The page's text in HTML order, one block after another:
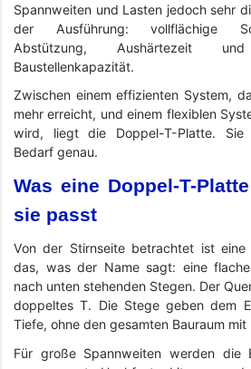
Spannweiten und Lasten jedoch sehr
der Ausführung: vollflächige
Abstützung, Aushärtezeit
Baustellenkapazität.
Zwischen einem effizienten System,
mehr erreicht, und einem flexiblen
wird, liegt die Doppel-T-Platte.
Bedarf genau.
Was eine Doppel-T-
sie passt
Von der Stirnseite betrachtet ist eine
das, was der Name sagt: eine
nach unten stehenden Stegen. Der
doppeltes T. Die Stege geben dem
Tiefe, ohne den gesamten Bauraum mit
Für große Spannweiten werden die